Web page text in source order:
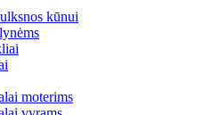
kūnui
moterims